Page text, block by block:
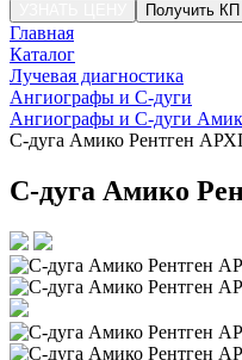
Получить КП
Главная
Каталог
Лучевая диагностика
Ангиографы и С-дуги
Ангиографы и С-дуги
С-дуга Амико Рентген
С-дуга Амико